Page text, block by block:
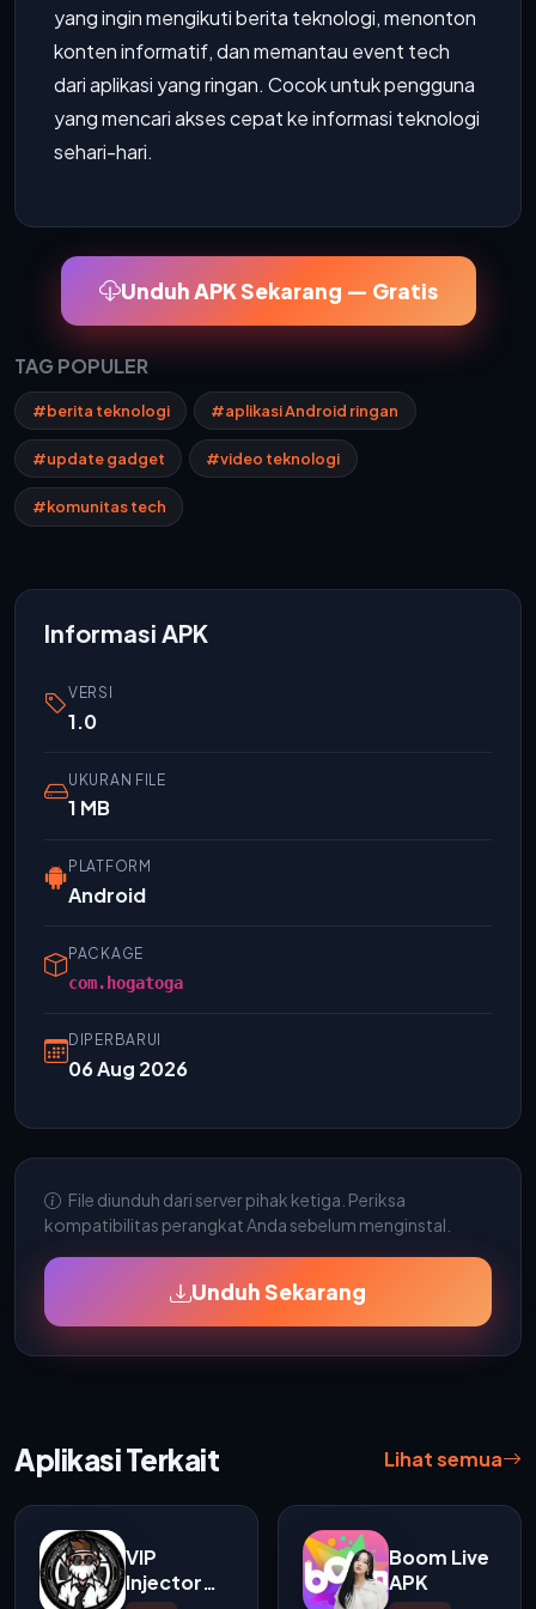
yang ingin mengikuti berita teknologi, menonton
konten informatif, dan memantau event tech
dari aplikasi yang ringan. Cocok untuk pengguna
yang mencari akses cepat ke informasi teknologi
sehari-hari.
Unduh APK Sekarang — Gratis
TAG POPULER
#berita teknologi #aplikasi Android ringan
#update gadget #video teknologi
#komunitas tech
Informasi APK
VERSI
1.0
UKURAN FILE
1 MB
PLATFORM
Android
PACKAGE
com.hogatoga
DIPERBARUI
06 Aug 2026
File diunduh dari server pihak ketiga. Periksa
kompatibilitas perangkat Anda sebelum menginstal.
Unduh Sekarang
Aplikasi Terkait Lihat semua
VIP
Injector
Boom Live
APK